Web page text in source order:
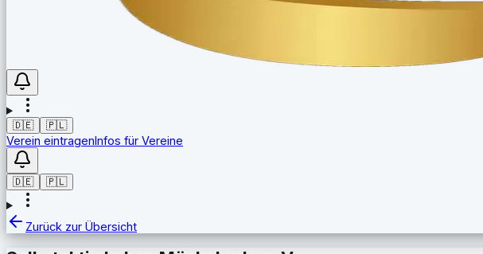
🇩🇪 🇵🇱
Verein eintragenInfos für Vereine
🇩🇪 🇵🇱
Zurück zur Übersicht